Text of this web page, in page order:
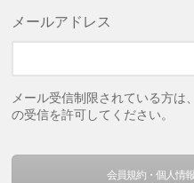
メールアドレス
メール受信制限されている方
の受信を許可してください。
会員規約・個人情